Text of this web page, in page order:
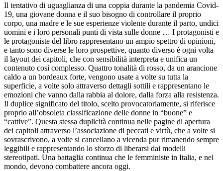
Il tentativo di uguaglianza di una coppia durante la pandemia Covid-
19, una giovane donna e il suo bisogno di controllare il proprio
corpo, una madre e le sue esperienze violente durante il parto, undici
uomini e i loro personali punti di vista sulle donne … I protagonisti e
le protagoniste del libro rappresentano un ampio spettro di opinioni,
e tanto sono diverse le loro prospettive, quanto diverso è ogni volta
il layout dei capitoli, che con sensibilità interpreta e unifica un
contenuto così complesso. Quattro tonalità di rosso, da un arancione
caldo a un bordeaux forte, vengono usate a volte su tutta la
superficie, a volte solo attraverso dettagli sottili e rappresentano le
emozioni che vanno dalla rabbia al dolore, dalla forza alla resistenza.
Il duplice significato del titolo, scelto provocatoriamente, si riferisce
proprio all’obsoleta classificazione delle donne in “buone” e
“cattive”. Questa stessa duplicità continua nelle pagine di apertura
dei capitoli attraverso l’associazione di peccati e virtù, che a volte si
sovrascrivono, a volte si cancellano a vicenda pur rimanendo sempre
leggibili e rappresentando lo sforzo di liberarsi dai modelli
stereotipati. Una battaglia continua che le femministe in Italia, e nel
mondo, devono combattere ancora oggi.